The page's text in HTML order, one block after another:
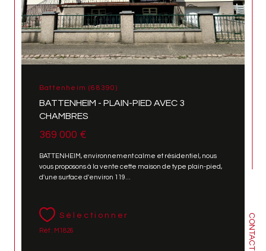
CONTACT
Battenheim (68390)
BATTENHEIM - PLAIN-PIED AVEC 3
CHAMBRES
369 000 €
BATTENHEIM, environnement calme et résidentiel, nous
vous proposons à la vente cette maison de type plain-pied,
d'une surface d'environ 119...
Sélectionner
Réf : M1826